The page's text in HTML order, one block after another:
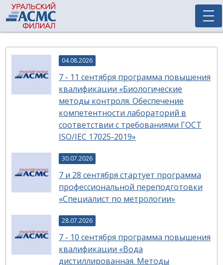
04.08.2026
7 - 11 сентября программа повышения
квалификации «Биологические
методы контроля. Обеспечение
компетентности лабораторий в
соответствии с требованиями ГОСТ
ISO/IEC 17025-2019»
30.07.2026
7 и 28 сентября стартует программа
профессиональной переподготовки
«Специалист по метрологии»
28.07.2026
7 - 10 сентября программа повышения
квалификации «Вода
дистиллированная. Методы